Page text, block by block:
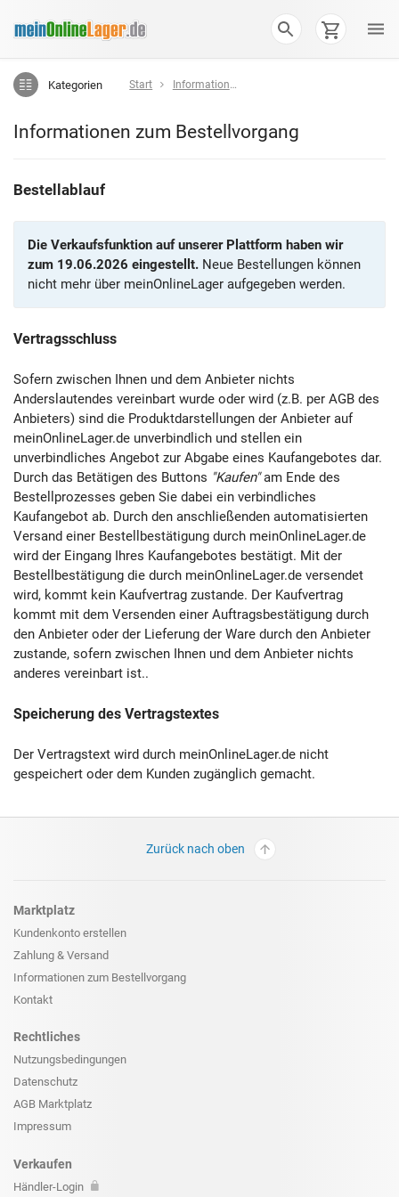
Kategorien Start Informationen zum Bestellvorgang
Informationen zum Bestellvorgang
Bestellablauf
Die Verkaufsfunktion auf unserer Plattform haben wir
zum 19.06.2026 eingestellt. Neue Bestellungen können
nicht mehr über meinOnlineLager aufgegeben werden.
Vertragsschluss
Sofern zwischen Ihnen und dem Anbieter nichts
Anderslautendes vereinbart wurde oder wird (z.B. per AGB des
Anbieters) sind die Produktdarstellungen der Anbieter auf
meinOnlineLager.de unverbindlich und stellen ein
unverbindliches Angebot zur Abgabe eines Kaufangebotes dar.
Durch das Betätigen des Buttons "Kaufen"am Ende des
Bestellprozesses geben Sie dabei ein verbindliches
Kaufangebot ab. Durch den anschließenden automatisierten
Versand einer Bestellbestätigung durch meinOnlineLager.de
wird der Eingang Ihres Kaufangebotes bestätigt. Mit der
Bestellbestätigung die durch meinOnlineLager.de versendet
wird, kommt kein Kaufvertrag zustande. Der Kaufvertrag
kommt mit dem Versenden einer Auftragsbestätigung durch
den Anbieter oder der Lieferung der Ware durch den Anbieter
zustande, sofern zwischen Ihnen und dem Anbieter nichts
anderes vereinbart ist..
Speicherung des Vertragstextes
Der Vertragstext wird durch meinOnlineLager.de nicht
gespeichert oder dem Kunden zugänglich gemacht.
Zurück nach oben
Marktplatz
Kundenkonto erstellen
Zahlung & Versand
Informationen zum Bestellvorgang
Kontakt
Rechtliches
Nutzungsbedingungen
Datenschutz
AGB Marktplatz
Impressum
Verkaufen
Händler-Login